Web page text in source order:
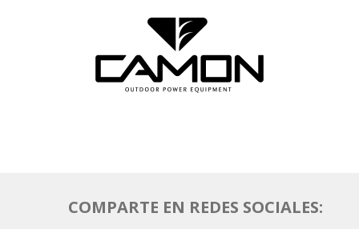
COMPARTE EN REDES SOCIALES: